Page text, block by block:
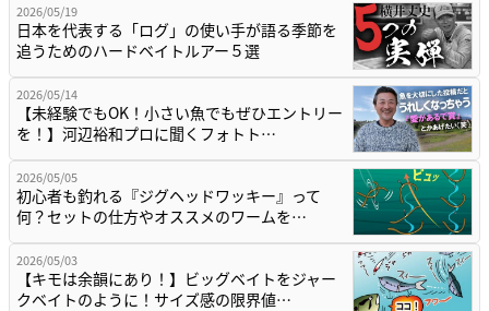
2026/05/19
日本を代表する「ログ」の使い手が語る季節を
追うためのハードベイトルアー５選
2026/05/14
【未経験でもOK！小さい魚でもぜひエントリー
を！】河辺裕和プロに聞くフォトト…
2026/05/05
初心者も釣れる『ジグヘッドワッキー』って
何？セットの仕方やオススメのワームを…
2026/05/03
【キモは余韻にあり！】ビッグベイトをジャー
クベイトのように！サイズ感の限界値…